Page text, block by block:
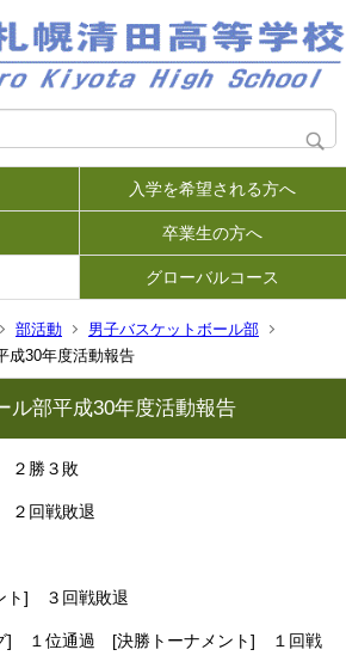
入学を希望される方へ
卒業生の方へ
グローバルコース
部活動
男子バスケットボール部
成30年度活動報告
ル部平成30年度活動報告
２勝３敗
２回戦敗退
ト] ３回戦敗退
] １位通過 [決勝トーナメント] １回戦